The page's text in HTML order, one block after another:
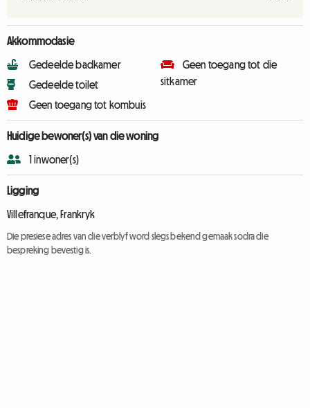
Akkommodasie
Gedeelde badkamer
Gedeelde toilet
Geen toegang tot kombuis
Geen toegang tot die
sitkamer
Huidige bewoner(s) van die woning
1 inwoner(s)
Ligging
Villefranque, Frankryk
Die presiese adres van die verblyf word slegs bekend gemaak sodra die
bespreking bevestig is.